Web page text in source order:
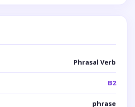
Phrasal Verb
B2
phrase